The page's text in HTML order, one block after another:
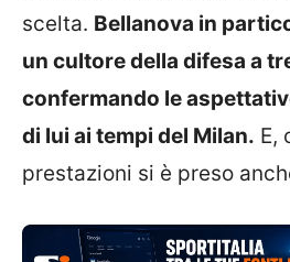
scelta. Bellanova in
un cultore della difesa a
confermando le
di lui ai tempi del Milan. E,
prestazioni si è preso